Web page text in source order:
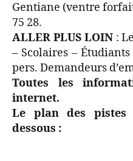
Gentiane (ventre
75 28.
ALLER PLUS LOIN :
– Scolaires –
pers. Demandeurs
Toutes les
internet.
Le plan des pistes
dessous :